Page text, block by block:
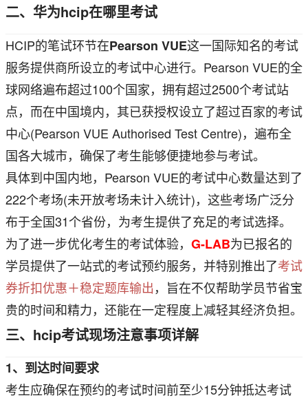
二、华为hcip在哪里考试
HCIP的笔试环节在Pearson VUE这一国际知名的考试
服务提供商所设立的考试中心进行。Pearson VUE的全
球网络遍布超过100个国家，拥有超过2500个考试站
点，而在中国境内，其已获授权设立了超过百家的考试
中心(Pearson VUE Authorised Test Centre)，遍布全
国各大城市，确保了考生能够便捷地参与考试。
具体到中国内地，Pearson VUE的考试中心数量达到了
222个考场(未开放考场未计入统计)，这些考场广泛分
布于全国31个省份，为考生提供了充足的考试选择。
为了进一步优化考生的考试体验， G-LAB为已报名的
学员提供了一站式的考试预约服务，并特别推出了考试
券折扣优惠＋稳定题库输出，旨在不仅帮助学员节省宝
贵的时间和精力，还能在一定程度上减轻其经济负担。
三、hcip考试现场注意事项详解
1、到达时间要求
考生应确保在预约的考试时间前至少15分钟抵达考试